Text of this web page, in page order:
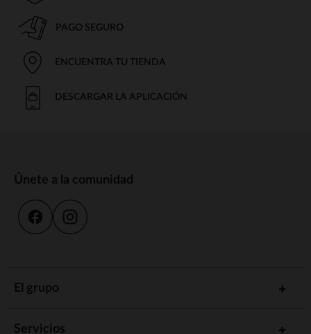
PAGO SEGURO
ENCUENTRA TU TIENDA
DESCARGAR LA APLICACIÓN
Únete a la comunidad
El grupo
Servicios